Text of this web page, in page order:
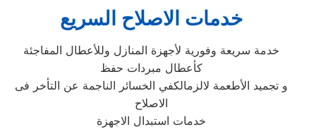
خدمات الاصلاح السريع
خدمة سريعة وفورية لأجهزة المنازل وللأعطال المفاجئة
كأعطال مبردات حفظ
و تجميد الأطعمة لالزمالكفي الخسائر الناجمة عن التأخر فى
الاصلاح
خدمات استبدال الاجهزة